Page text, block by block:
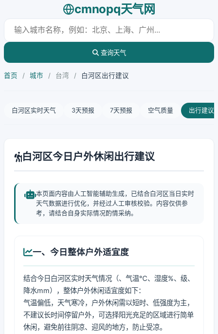
cmnopq天气网
查询天气
首页 / 城市 / 台湾 / 白河区出行建议
白河区实时天气 3天预报 7天预报 空气质量 出行建议
白河区今日户外休闲出行建议
本页面内容由人工智能辅助生成，已结合白河区当日实时
天气数据进行优化，并经过人工审核校验。内容仅供参
考，请结合自身实际情况酌情采纳。
一、今日整体户外适宜度
结合今日白河区实时天气情况（、气温℃、湿度%、级、
降水mm），整体户外休闲适宜度如下：
气温偏低，天气寒冷，户外休闲需以短时、低强度为主，
不建议长时间停留户外，可选择阳光充足的区域进行简单
休闲，避免前往阴凉、迎风的地方，防止受凉。